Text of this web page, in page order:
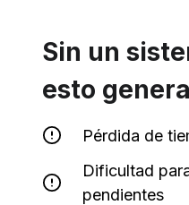
Sin un
esto
Pérdida de
Dificultad
pendientes